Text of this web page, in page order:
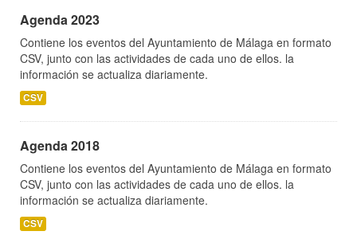
Agenda 2023
Contiene los eventos del Ayuntamiento de Málaga en formato
CSV, junto con las actividades de cada uno de ellos. la
información se actualiza diariamente.
CSV
Agenda 2018
Contiene los eventos del Ayuntamiento de Málaga en formato
CSV, junto con las actividades de cada uno de ellos. la
información se actualiza diariamente.
CSV